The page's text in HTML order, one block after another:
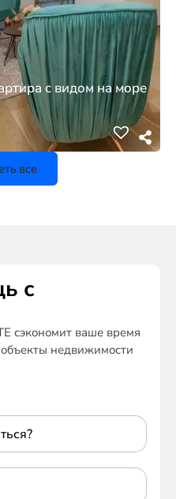
с видом на море
все
с
сэкономит ваше время
недвижимости